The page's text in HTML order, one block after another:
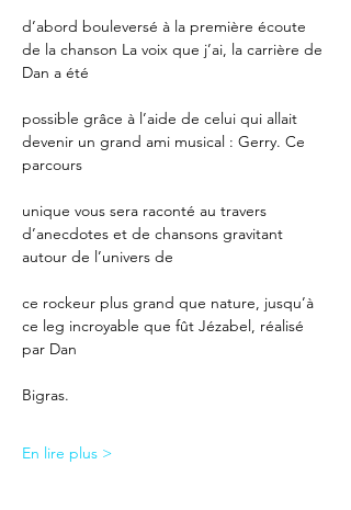
d’abord bouleversé à la première écoute
de la chanson La voix que j’ai, la carrière de
Dan a été
possible grâce à l’aide de celui qui allait
devenir un grand ami musical : Gerry. Ce
parcours
unique vous sera raconté au travers
d’anecdotes et de chansons gravitant
autour de l’univers de
ce rockeur plus grand que nature, jusqu’à
ce leg incroyable que fût Jézabel, réalisé
par Dan
Bigras.
En lire plus >